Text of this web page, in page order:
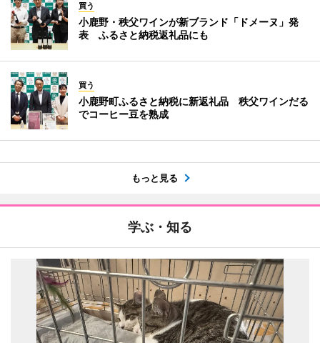
買う
小鹿野・秩父ワインが新ブランド「ドメーヌ」発
表 ふるさと納税返礼品にも
買う
小鹿野町ふるさと納税に新返礼品 秩父ワインだる
でコーヒー豆を熟成
もっと見る
学ぶ・知る